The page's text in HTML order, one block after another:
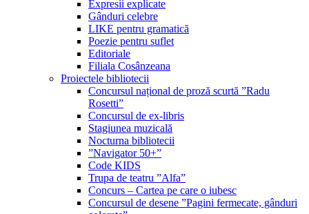
Expresii explicate
Gânduri celebre
LIKE pentru gramatică
Poezie pentru suflet
Editoriale
Filiala Cosânzeana
Proiectele bibliotecii
Concursul național de proză scurtă ”Radu
Rosetti”
Concursul de ex-libris
Stagiunea muzicală
Nocturna bibliotecii
”Navigator 50+”
Code KIDS
Trupa de teatru ”Alfa”
Concurs – Cartea pe care o iubesc
Concursul de desene ”Pagini fermecate, gânduri